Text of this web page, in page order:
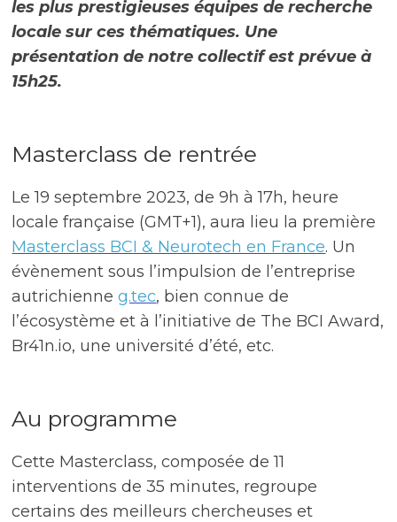
les plus prestigieuses équipes de recherche
locale sur ces thématiques. Une
présentation de notre collectif est prévue à
15h25.
Masterclass de rentrée
Le 19 septembre 2023, de 9h à 17h, heure
locale française (GMT+1), aura lieu la première
Masterclass BCI & Neurotech en France. Un
évènement sous l’impulsion de l’entreprise
autrichienneg.tec, bien connue de
l’écosystème et à l’initiative de The BCI Award,
Br41n.io, une université d’été, etc.
Au programme
Cette Masterclass, composée de 11
interventions de 35 minutes, regroupe
certains des meilleurs chercheuses et